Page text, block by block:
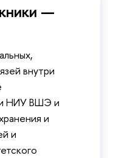
—
внутри
НИУ ВШЭ и
и
и